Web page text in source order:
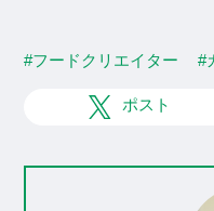
#フードクリエイター #
ポスト